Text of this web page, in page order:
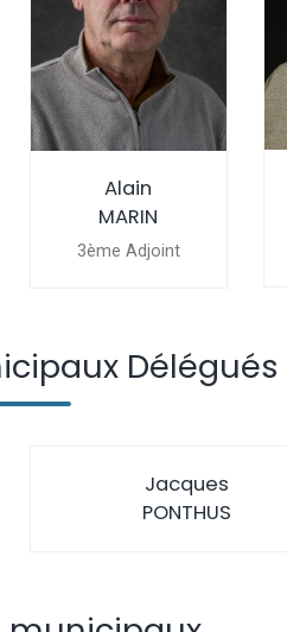
Alain
MARIN
3ème Adjoint
Délégués
Jacques
PONTHUS